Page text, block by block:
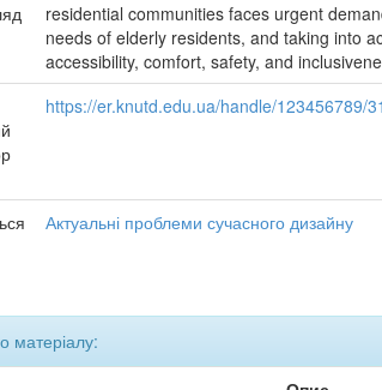
residential communities faces urgent
needs of elderly residents, and taking into
accessibility, comfort, safety, and
https://er.knutd.edu.ua/handle/123456789/
Актуальні проблеми сучасного дизайну
матеріалу: